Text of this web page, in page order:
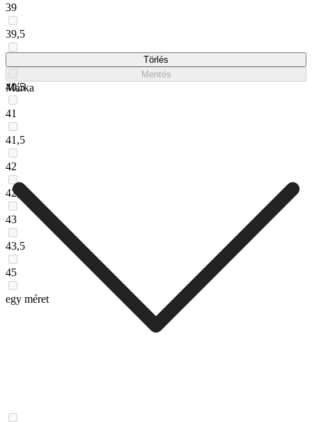
39
39,5
40,5
41
41,5
42
42,5
43
43,5
45
egy méret
Törlés
Mentés
Márka